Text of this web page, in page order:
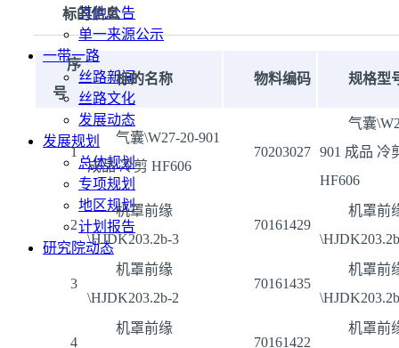
其他公告
单一来源公示
一带一路
丝路新闻
丝路文化
发展动态
发展规划
总体规划
专项规划
地区规划
计划报告
研究院动态
标的信息
序
号
标的名称 物料编码 规格型
1
气囊\W27-20-901
成品 冷剪 HF606
70203027
气囊
901 成品 冷
HF606
2
机罩前缘
\HJDK203.2b-3
70161429
机罩前
3
机罩前缘
\HJDK203.2b-2
70161435
机罩前
4
机罩前缘
70161422
机罩前